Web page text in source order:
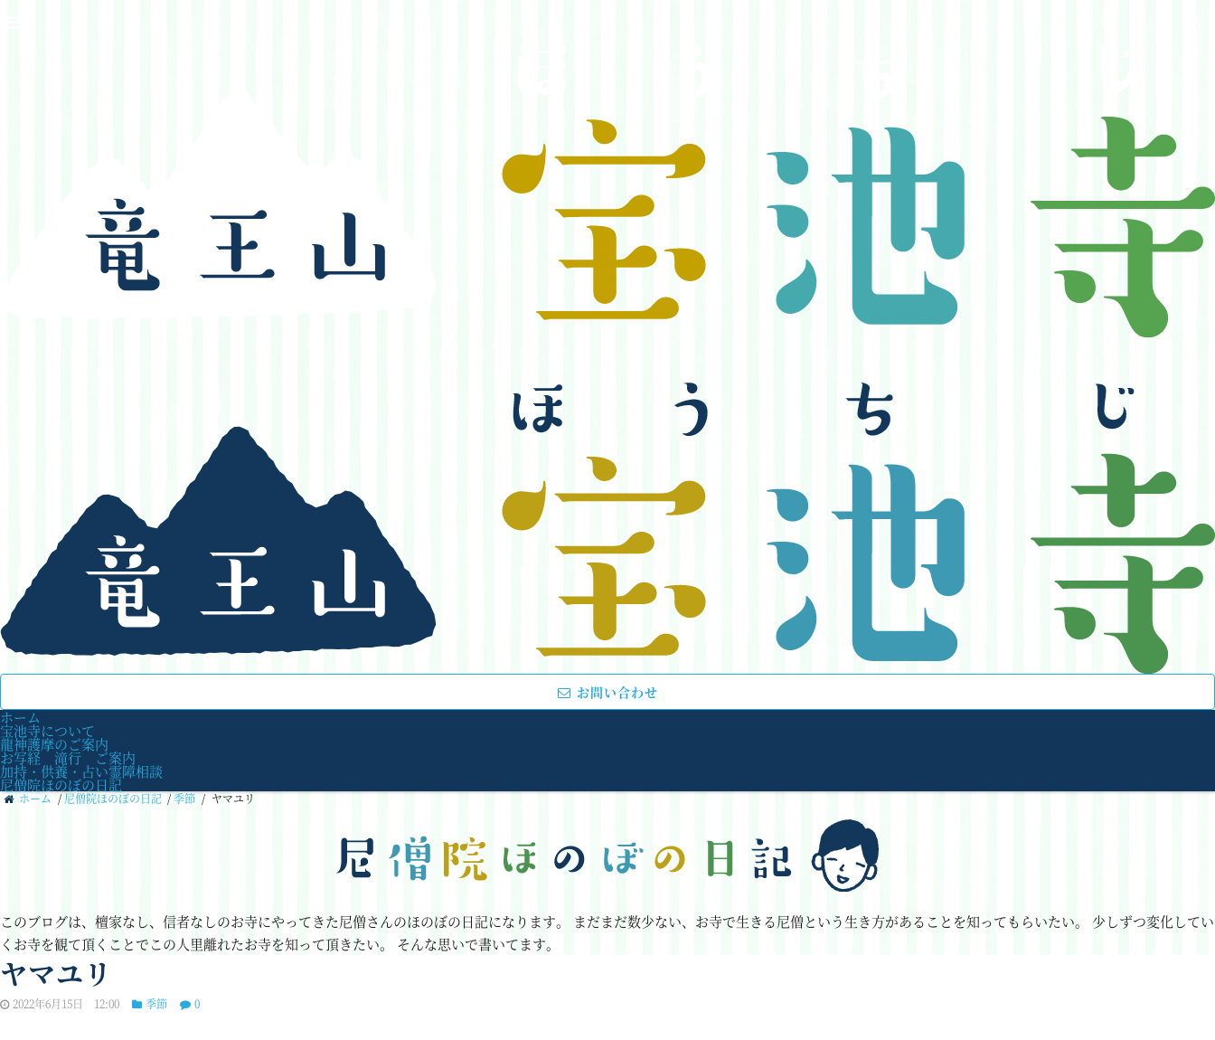
お問い合わせ
ホーム
宝池寺について
龍神護摩のご案内
お写経 滝行 ご案内
加持・供養・占い霊障相談
尼僧院ほのぼの日記
ホーム /尼僧院ほのぼの日記 /季節 / ヤマユリ
このブログは、檀家なし、信者なしのお寺にやってきた尼僧さんのほのぼの日記になります。 まだまだ数少ない、お寺で生きる尼僧という生き方があることを知ってもらいたい。
少しずつ変化してい
くお寺を観て頂くことでこの人里離れたお寺を知って頂きたい。 そんな思いで書いてます。
ヤマユリ
2022年6月15日 12:00 季節 0